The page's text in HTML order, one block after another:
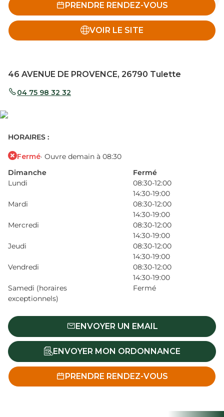
PRENDRE RENDEZ-VOUS
VOIR LE SITE
46 AVENUE DE PROVENCE, 26790 Tulette
04 75 98 32 32
HORAIRES :
Fermé· Ouvre demain à 08:30
Dimanche
Fermé
Lundi
08:30-12:00
14:30-19:00
Mardi
08:30-12:00
14:30-19:00
Mercredi
08:30-12:00
14:30-19:00
Jeudi
08:30-12:00
14:30-19:00
Vendredi
08:30-12:00
14:30-19:00
Samedi (horaires
exceptionnels)
Fermé
ENVOYER UN EMAIL
ENVOYER MON ORDONNANCE
PRENDRE RENDEZ-VOUS